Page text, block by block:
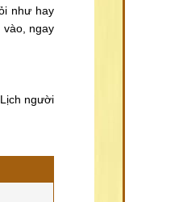
như hay
ngay
người